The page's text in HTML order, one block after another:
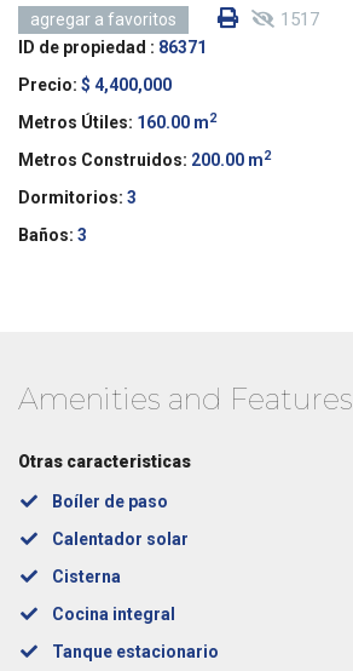
agregar a favoritos 1517
ID de propiedad : 86371
Precio: $ 4,400,000
Metros Útiles: 160.00 m2
Metros Construidos: 200.00 m2
Dormitorios: 3
Baños: 3
Amenities and Features
Otras caracteristicas
Boíler de paso
Calentador solar
Cisterna
Cocina integral
Tanque estacionario